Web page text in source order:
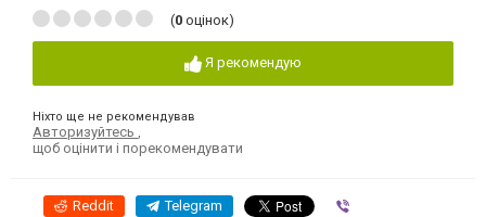
(0 оцінок)
Я рекомендую
Ніхто ще не рекомендував
Авторизуйтесь
щоб оцінити і порекомендувати
Reddit Telegram